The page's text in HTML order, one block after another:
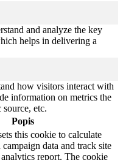
and analyze the key
helps in delivering a
how visitors interact with
information on metrics the
etc.
Popis
this cookie to calculate
data and track site
report. The cookie